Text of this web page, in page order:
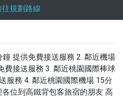
往規劃路線
提供免費接送服務 2. 鄰近機場
費接送服務 3. 鄰近桃園國際棒球
服務 4. 鄰近桃園國際機場 15分
位到高鐵背包客旅宿的朋友 高